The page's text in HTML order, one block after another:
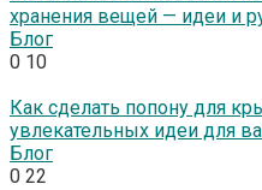
хранения вещей — идеи и
Блог
0 10
Как сделать попону для
увлекательных идеи для
Блог
0 22